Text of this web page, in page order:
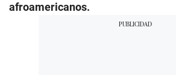
afroamericanos.